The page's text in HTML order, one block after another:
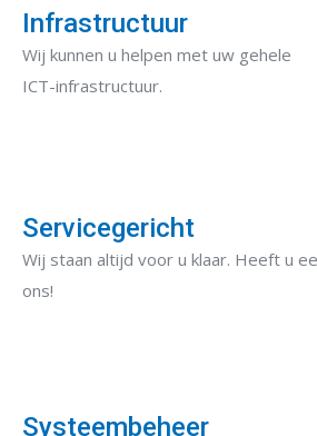
Infrastructuur
Wij kunnen u helpen met uw gehele
ICT-infrastructuur.
Servicegericht
Wij staan altijd voor u klaar. Heeft u
ons!
Systeembeheer